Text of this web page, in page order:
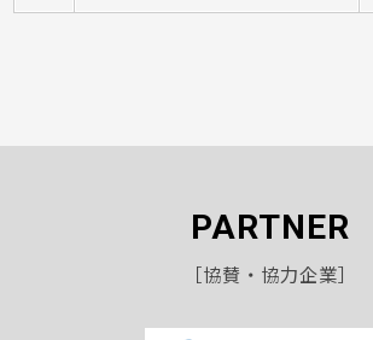
PARTNER
［協賛・協力企業］